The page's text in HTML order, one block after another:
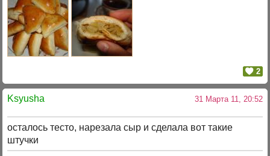
2
Ksyusha 31 Марта 11, 20:52
осталось тесто, нарезала сыр и сделала вот такие
штучки